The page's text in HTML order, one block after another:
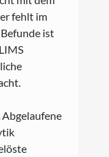
fehlt im
ist
Abgelaufene